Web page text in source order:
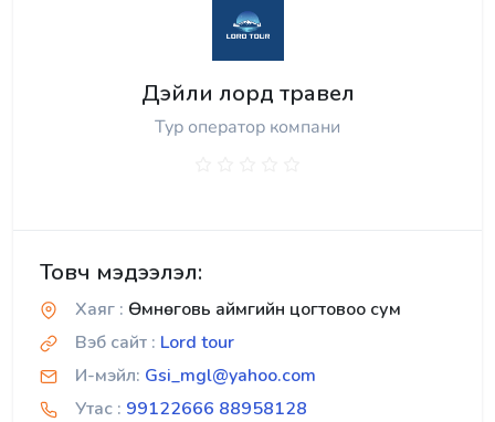
Дэйли лорд травел
Тур оператор компани
Товч мэдээлэл:
Хаяг : Өмнөговь аймгийн цогтовоо сум
Вэб сайт : Lord tour
И-мэйл: Gsi_mgl@yahoo.com
Утас : 99122666 88958128